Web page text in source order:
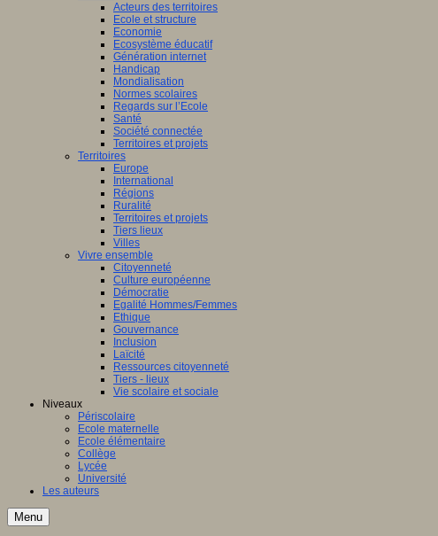
Acteurs des territoires
Ecole et structure
Economie
Ecosystème éducatif
Génération internet
Handicap
Mondialisation
Normes scolaires
Regards sur l’Ecole
Santé
Société connectée
Territoires et projets
Territoires
Europe
International
Régions
Ruralité
Territoires et projets
Tiers lieux
Villes
Vivre ensemble
Citoyenneté
Culture européenne
Démocratie
Egalité Hommes/Femmes
Ethique
Gouvernance
Inclusion
Laïcité
Ressources citoyenneté
Tiers - lieux
Vie scolaire et sociale
Niveaux
Périscolaire
Ecole maternelle
Ecole élémentaire
Collège
Lycée
Université
Les auteurs
Menu